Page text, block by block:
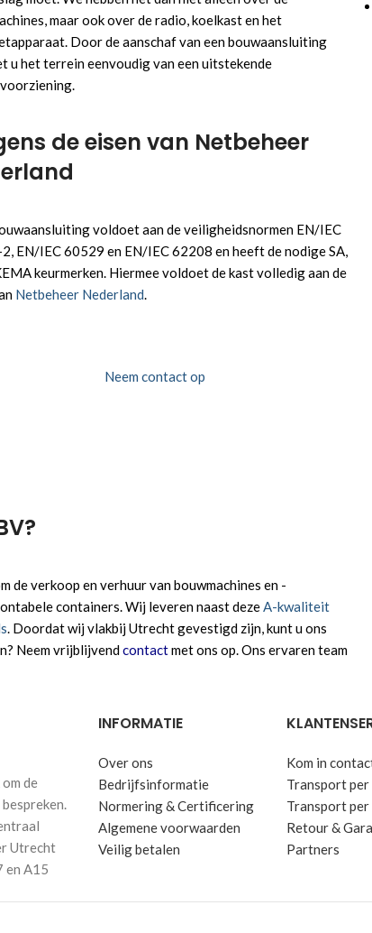
maar ook over de radio, koelkast en het
Door de aanschaf van een bouwaansluiting
u het terrein eenvoudig van een uitstekende
de eisen van Netbeheer
voldoet aan de veiligheidsnormen EN/IEC
EN/IEC 60529 en EN/IEC 62208 en heeft de nodige SA,
keurmerken. Hiermee voldoet de kast volledig aan de
Netbeheer Nederland.
Neem contact op
de verkoop en verhuur van bouwmachines en -
containers. Wij leveren naast dezeA-kwaliteit
. Doordat wij vlakbij Utrecht gevestigd zijn, kunt u ons
Neem vrijblijvendcontactmet ons op. Ons ervaren team
de
Utrecht
en A15
INFORMATIE
Over ons
Bedrijfsinformatie
Normering & Certificering
Algemene voorwaarden
Veilig betalen
Kom in
Transport
Transport
Retour &
Partners